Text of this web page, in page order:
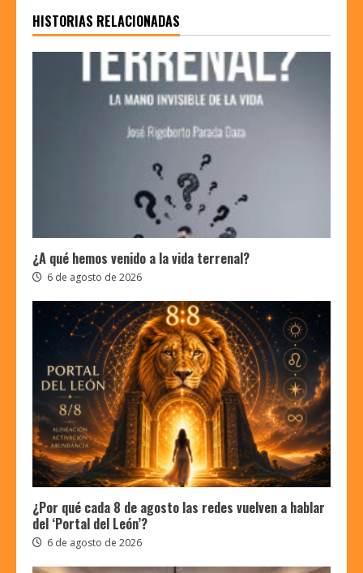
HISTORIAS RELACIONADAS
¿A qué hemos venido a la vida terrenal?
6 de agosto de 2026
¿Por qué cada 8 de agosto las redes vuelven a hablar
del ‘Portal del León’?
6 de agosto de 2026